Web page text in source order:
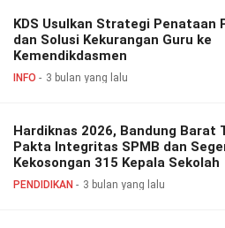
KDS Usulkan Strategi Penataan
dan Solusi Kekurangan Guru ke
Kemendikdasmen
INFO 3 bulan yang lalu
Hardiknas 2026, Bandung Barat
Pakta Integritas SPMB dan
Kekosongan 315 Kepala Sekolah
PENDIDIKAN 3 bulan yang lalu